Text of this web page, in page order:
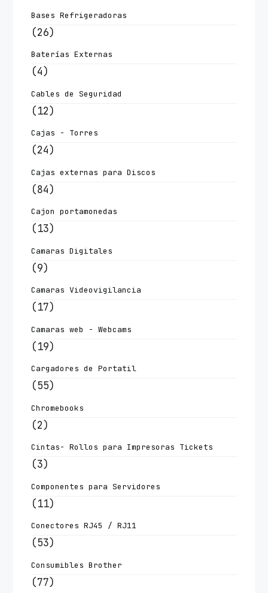
Bases Refrigeradoras
(26)
Baterías Externas
(4)
Cables de Seguridad
(12)
Cajas - Torres
(24)
Cajas externas para Discos
(84)
Cajon portamonedas
(13)
Camaras Digitales
(9)
Camaras Videovigilancia
(17)
Camaras web - Webcams
(19)
Cargadores de Portatil
(55)
Chromebooks
(2)
Cintas- Rollos para Impresoras Tickets
(3)
Componentes para Servidores
(11)
Conectores RJ45 / RJ11
(53)
Consumibles Brother
(77)